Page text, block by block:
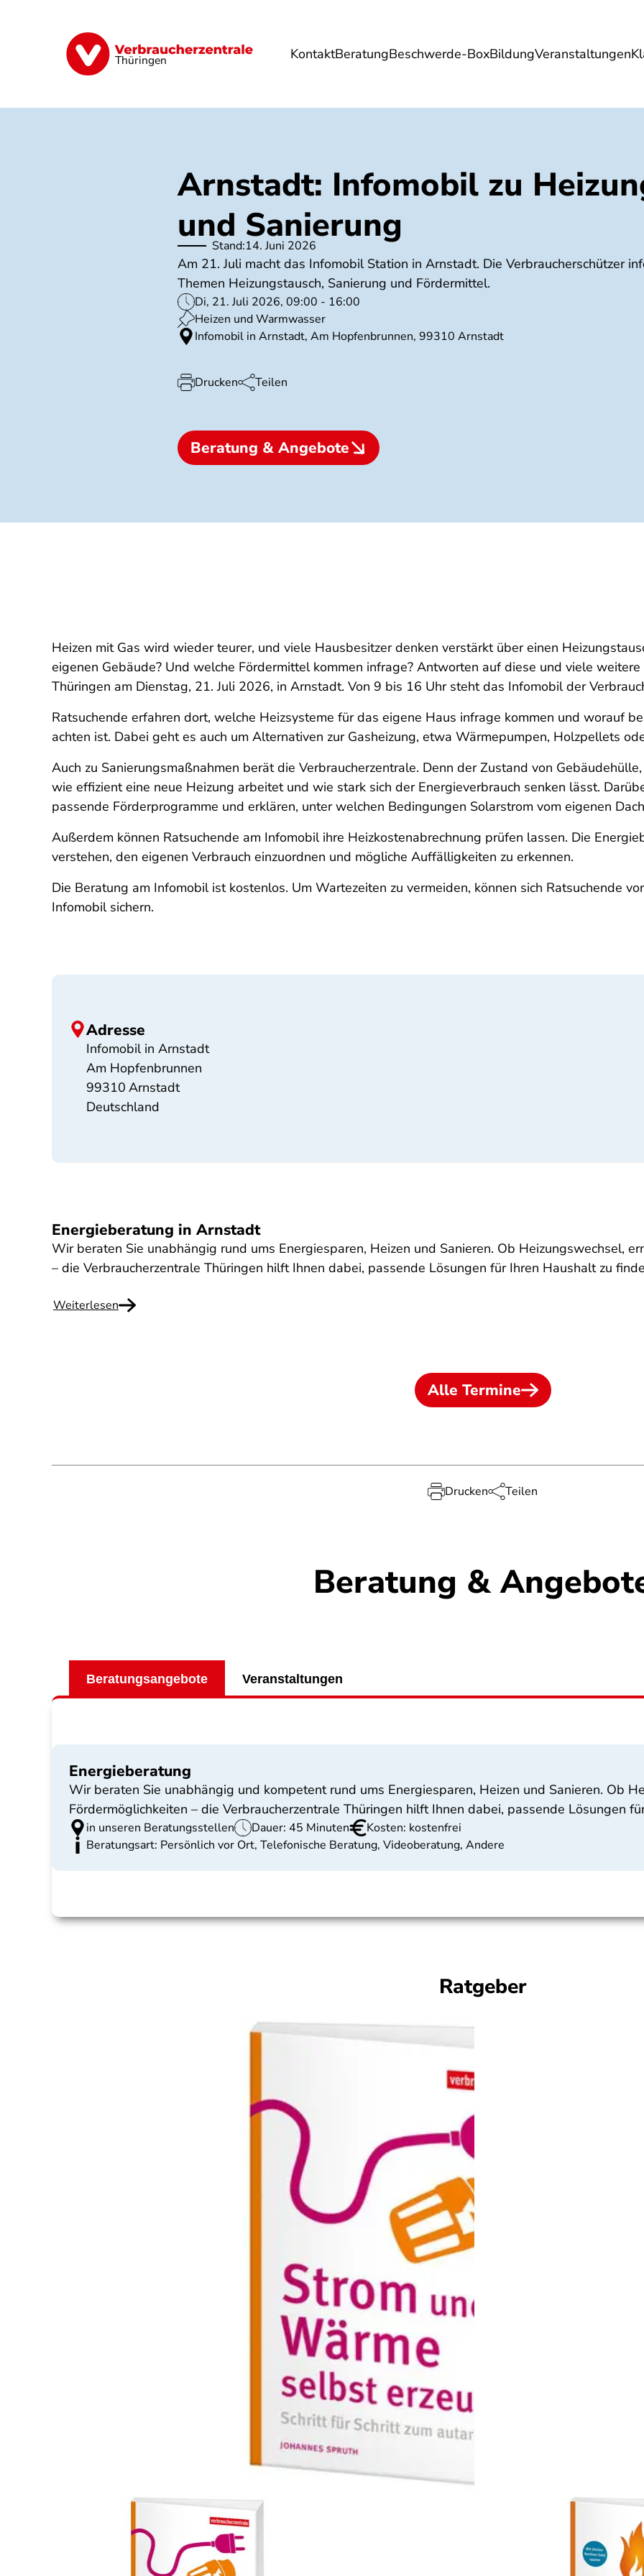
Thüringen KontaktBeratungBeschwerde-BoxBildungVeranstaltungen
Finanzen Digitales Lebensmittel Umwelt Gesundheit Energie
Arnstadt: Infomobil zu
und Sanierung
Stand:14. Juni 2026
Am 21. Juli macht das Infomobil Station in Arnstadt. Die Verbraucherschützer
Themen Heizungstausch, Sanierung und Fördermittel.
Di, 21. Juli 2026, 09:00 - 16:00
Heizen und Warmwasser
Infomobil in Arnstadt, Am Hopfenbrunnen, 99310 Arnstadt
Drucken Teilen
Beratung & Angebote
Heizen mit Gas wird wieder teurer, und viele Hausbesitzer denken verstärkt über einen
eigenen Gebäude? Und welche Fördermittel kommen infrage? Antworten auf diese und viele
Thüringen am Dienstag, 21. Juli 2026, in Arnstadt. Von 9 bis 16 Uhr steht das Infomobil der
Ratsuchende erfahren dort, welche Heizsysteme für das eigene Haus infrage kommen und worauf
achten ist. Dabei geht es auch um Alternativen zur Gasheizung, etwa Wärmepumpen, Holzpellets
Auch zu Sanierungsmaßnahmen berät die Verbraucherzentrale. Denn der Zustand von
wie effizient eine neue Heizung arbeitet und wie stark sich der Energieverbrauch senken lässt.
passende Förderprogramme und erklären, unter welchen Bedingungen Solarstrom vom eigenen
Außerdem können Ratsuchende am Infomobil ihre Heizkostenabrechnung prüfen lassen. Die
verstehen, den eigenen Verbrauch einzuordnen und mögliche Auffälligkeiten zu erkennen.
Die Beratung am Infomobil ist kostenlos. Um Wartezeiten zu vermeiden, können sich Ratsuchende
Infomobil sichern.
Adresse
Infomobil in Arnstadt
Am Hopfenbrunnen
99310 Arnstadt
Deutschland
Energieberatung in Arnstadt
Wir beraten Sie unabhängig rund ums Energiesparen, Heizen und Sanieren. Ob Heizungswechsel,
– die Verbraucherzentrale Thüringen hilft Ihnen dabei, passende Lösungen für Ihren Haushalt zu
Weiterlesen
Alle Termine
Drucken Teilen
Beratung &
Beratungsangebote Veranstaltungen
Energieberatung
Wir beraten Sie unabhängig und kompetent rund ums Energiesparen, Heizen und Sanieren. Ob
Fördermöglichkeiten – die Verbraucherzentrale Thüringen hilft Ihnen dabei, passende Lösungen
in unseren Beratungsstellen Dauer: 45 Minuten
Kosten: kostenfrei
Beratungsart: Persönlich vor Ort, Telefonische Beratung, Videoberatung, Andere
Ratgeber